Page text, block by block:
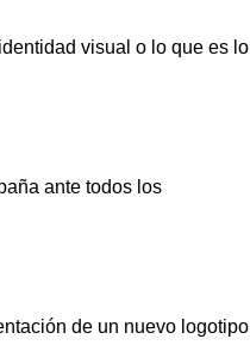
visual o lo que es lo
ante todos los
de un nuevo logotipo